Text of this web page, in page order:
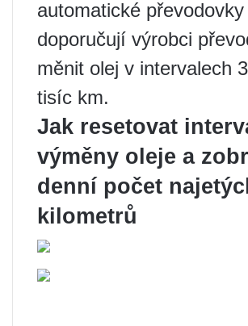
automatické převodovky
doporučují výrobci
měnit olej v intervalech
tisíc km.
Jak resetovat
výměny oleje a
denní počet
kilometrů